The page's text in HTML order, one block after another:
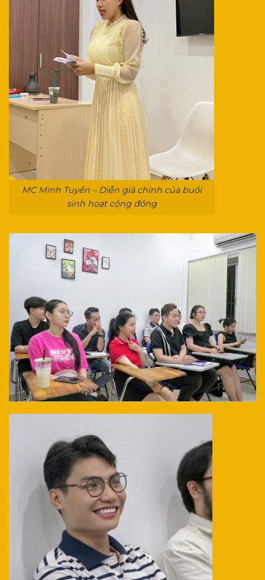
MC Minh Tuyền – Diễn giả chính của buổi
sinh hoạt cộng đồng